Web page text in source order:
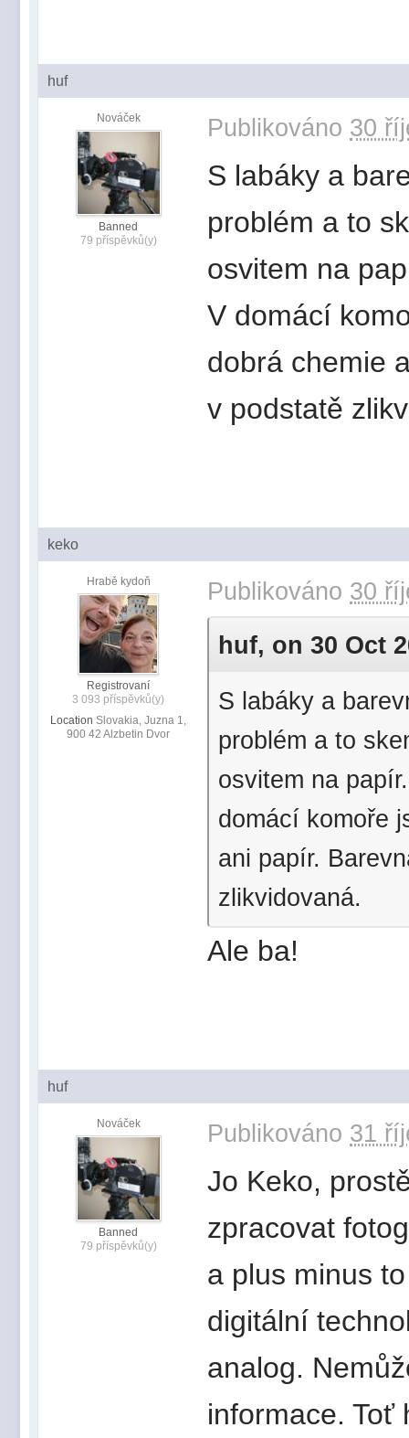
huf
Nováček
Banned
79 příspěvků(y)
Publikováno 30
S labáky a
problém a to
osvitem na
V domácí
dobrá chemie
v podstatě
keko
Hrabě kydoň
Registrovaní
3 093 příspěvků(y)
Location Slovakia, Juzna 1,
900 42 Alzbetin Dvor
Publikováno 30
huf, on 30 Oct
S labáky a
problém a to
osvitem na
domácí komoře
ani papír.
zlikvidovaná.
Ale ba!
huf
Nováček
Banned
79 příspěvků(y)
Publikováno 31
Jo Keko,
zpracovat
a plus minus
digitální
analog.
informace. Toť